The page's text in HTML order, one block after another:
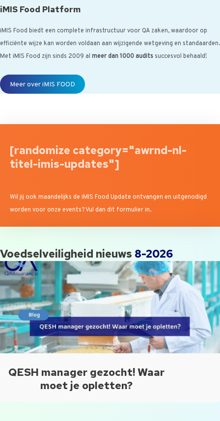
iMIS Food Platform
iMIS Food biedt een complete infrastructuur voor QA zaken, waardoor op
efficiënte wijze kan worden voldaan aan wijzigende wetgeving en standaarden.
Met iMIS Food zijn sinds 2009 al meer dan 1000 audits succesvol behaald!
Meer over iMIS FOOD
[randomize category="awrnd-nl-
titel-imis-updates"]
Wil jij ook maandelijks de iMIS Food Update ontvangen en uitgenodigd
worden voor onze events? Vul dan dit formulier in.
Voedselveiligheid nieuws 8-2026
QESH manager gezocht! Waar
moet je opletten?